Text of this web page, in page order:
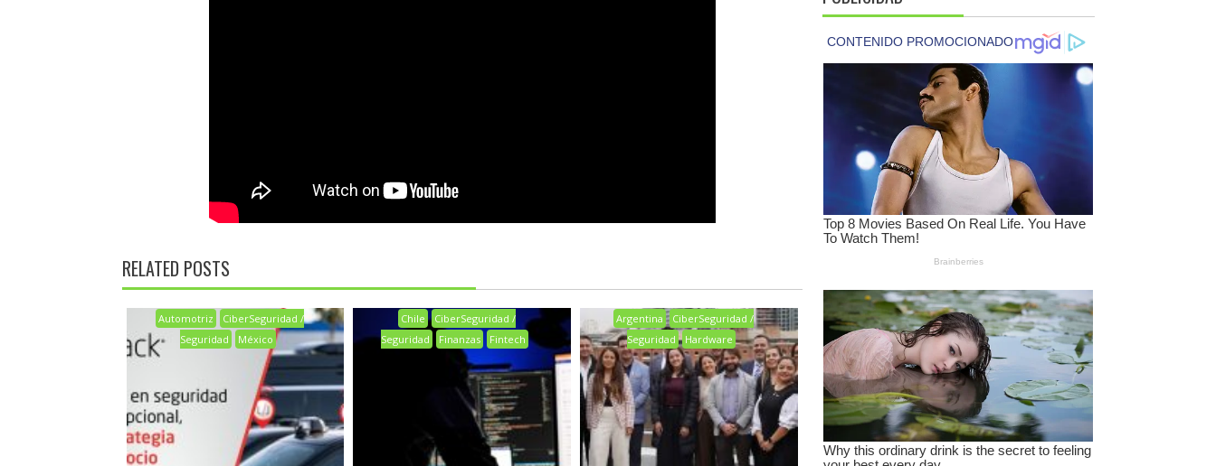
RELATED POSTS
Automotriz
CiberSeguridad /
Seguridad
México
Chile
CiberSeguridad /
Seguridad
Finanzas Fintech
Argentina
CiberSeguridad /
Seguridad
Hardware